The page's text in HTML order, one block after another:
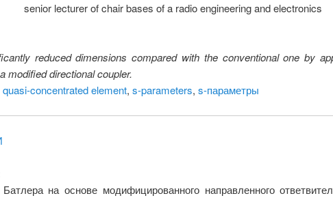
senior lecturer of chair bases of a radio engineering and electronics
reduced dimensions compared with the conventional one by
modified directional coupler.
quasi-concentrated element, s-parameters, s-параметры
на основе модифицированного направленного